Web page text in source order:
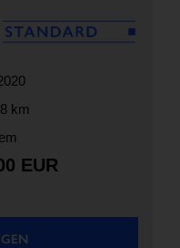
km
EUR